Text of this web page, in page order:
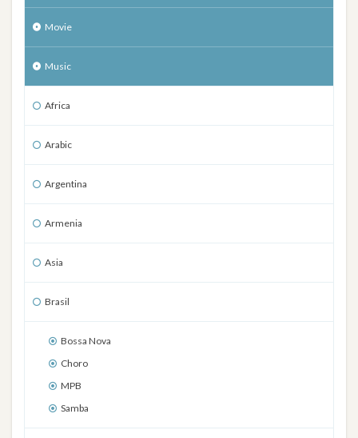
Movie
Music
Africa
Arabic
Argentina
Armenia
Asia
Brasil
Bossa Nova
Choro
MPB
Samba